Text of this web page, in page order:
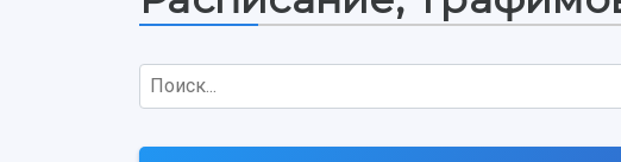
Поиск...